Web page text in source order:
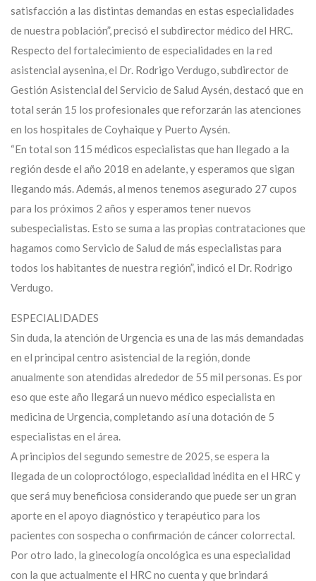
satisfacción a las distintas demandas en estas especialidades
de nuestra población”, precisó el subdirector médico del HRC.
Respecto del fortalecimiento de especialidades en la red
asistencial aysenina, el Dr. Rodrigo Verdugo, subdirector de
Gestión Asistencial del Servicio de Salud Aysén, destacó que en
total serán 15 los profesionales que reforzarán las atenciones
en los hospitales de Coyhaique y Puerto Aysén.
“En total son 115 médicos especialistas que han llegado a la
región desde el año 2018 en adelante, y esperamos que sigan
llegando más. Además, al menos tenemos asegurado 27 cupos
para los próximos 2 años y esperamos tener nuevos
subespecialistas. Esto se suma a las propias contrataciones que
hagamos como Servicio de Salud de más especialistas para
todos los habitantes de nuestra región”, indicó el Dr. Rodrigo
Verdugo.
ESPECIALIDADES
Sin duda, la atención de Urgencia es una de las más demandadas
en el principal centro asistencial de la región, donde
anualmente son atendidas alrededor de 55 mil personas. Es por
eso que este año llegará un nuevo médico especialista en
medicina de Urgencia, completando así una dotación de 5
especialistas en el área.
A principios del segundo semestre de 2025, se espera la
llegada de un coloproctólogo, especialidad inédita en el HRC y
que será muy beneficiosa considerando que puede ser un gran
aporte en el apoyo diagnóstico y terapéutico para los
pacientes con sospecha o confirmación de cáncer colorrectal.
Por otro lado, la ginecología oncológica es una especialidad
con la que actualmente el HRC no cuenta y que brindará